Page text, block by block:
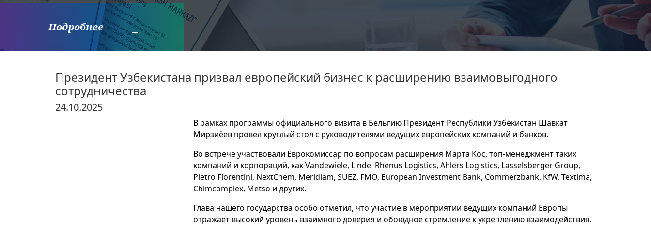
Подробнее
Президент Узбекистана призвал европейский бизнес к расширению взаимовыгодного
сотрудничества
24.10.2025
В рамках программы официального визита в Бельгию Президент Республики Узбекистан Шавкат
Мирзиёев провел круглый стол с руководителями ведущих европейских компаний и банков.
Во встрече участвовали Еврокомиссар по вопросам расширения Марта Кос, топ-менеджмент таких
компаний и корпораций, как Vandewiele, Linde, Rhenus Logistics, Ahlers Logistics, Lasselsberger Group,
Pietro Fiorentini, NextChem, Meridiam, SUEZ, FMO, European Investment Bank, Commerzbank, KfW, Textima,
Chimcomplex, Metso и других.
Глава нашего государства особо отметил, что участие в мероприятии ведущих компаний Европы
отражает высокий уровень взаимного доверия и обоюдное стремление к укреплению взаимодействия.